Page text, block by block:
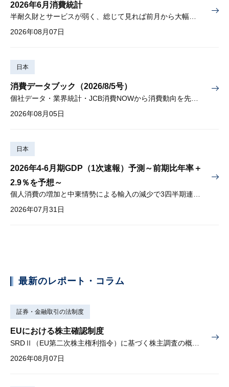
2026年6月消費統計
半耐久財とサービスが弱く、総じて見れば前月から大幅に減少
2026年08月07日
日本
消費データブック（2026/8/5号）
2026年08月05日
日本
2026年4-6月期GDP（1次速報）予測～前期比年率＋
2.9％を予想～
個人消費の増加と中東情勢による輸入の減少で3四半期連続プラス
2026年07月31日
最新のレポート・コラム
証券・金融取引の法制度
EUにおける株主確認制度
2026年08月07日